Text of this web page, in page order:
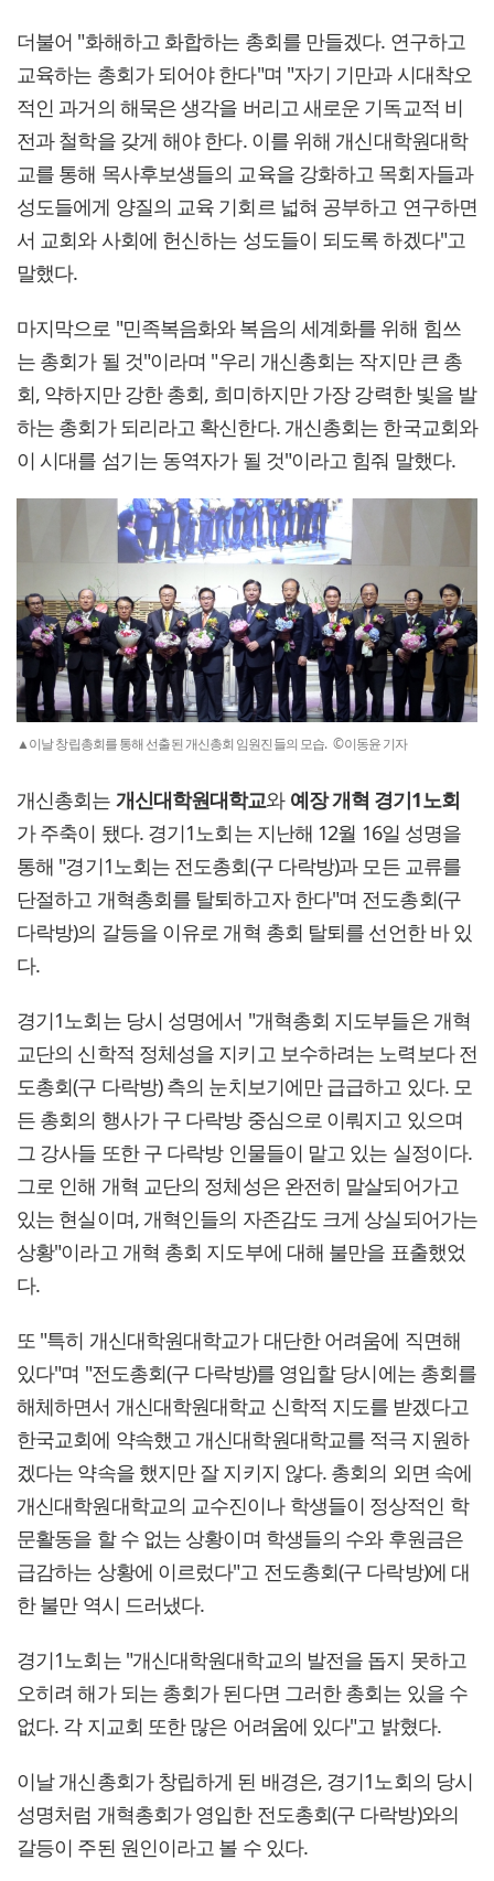
더불어 "화해하고 화합하는 총회를 만들겠다. 연구하고
교육하는 총회가 되어야 한다"며 "자기 기만과 시대착오
적인 과거의 해묵은 생각을 버리고 새로운 기독교적 비
전과 철학을 갖게 해야 한다. 이를 위해 개신대학원대학
교를 통해 목사후보생들의 교육을 강화하고 목회자들과
성도들에게 양질의 교육 기회르 넓혀 공부하고 연구하면
서 교회와 사회에 헌신하는 성도들이 되도록 하겠다"고
말했다.
마지막으로 "민족복음화와 복음의 세계화를 위해 힘쓰
는 총회가 될 것"이라며 "우리 개신총회는 작지만 큰 총
회, 약하지만 강한 총회, 희미하지만 가장 강력한 빛을 발
하는 총회가 되리라고 확신한다. 개신총회는 한국교회와
이 시대를 섬기는 동역자가 될 것"이라고 힘줘 말했다.
▲이날 창립총회를 통해 선출된 개신총회 임원진들의 모습. ©이동윤 기자
개신총회는 개신대학원대학교와 예장 개혁 경기1노회
가 주축이 됐다. 경기1노회는 지난해 12월 16일 성명을
통해 "경기1노회는 전도총회(구 다락방)과 모든 교류를
단절하고 개혁총회를 탈퇴하고자 한다"며 전도총회(구
다락방)의 갈등을 이유로 개혁 총회 탈퇴를 선언한 바 있
다.
경기1노회는 당시 성명에서 "개혁총회 지도부들은 개혁
교단의 신학적 정체성을 지키고 보수하려는 노력보다 전
도총회(구 다락방) 측의 눈치보기에만 급급하고 있다. 모
든 총회의 행사가 구 다락방 중심으로 이뤄지고 있으며
그 강사들 또한 구 다락방 인물들이 맡고 있는 실정이다.
그로 인해 개혁 교단의 정체성은 완전히 말살되어가고
있는 현실이며, 개혁인들의 자존감도 크게 상실되어가는
상황"이라고 개혁 총회 지도부에 대해 불만을 표출했었
다.
또 "특히 개신대학원대학교가 대단한 어려움에 직면해
있다"며 "전도총회(구 다락방)를 영입할 당시에는 총회를
해체하면서 개신대학원대학교 신학적 지도를 받겠다고
한국교회에 약속했고 개신대학원대학교를 적극 지원하
겠다는 약속을 했지만 잘 지키지 않다. 총회의 외면 속에
개신대학원대학교의 교수진이나 학생들이 정상적인 학
문활동을 할 수 없는 상황이며 학생들의 수와 후원금은
급감하는 상황에 이르렀다"고 전도총회(구 다락방)에 대
한 불만 역시 드러냈다.
경기1노회는 "개신대학원대학교의 발전을 돕지 못하고
오히려 해가 되는 총회가 된다면 그러한 총회는 있을 수
없다. 각 지교회 또한 많은 어려움에 있다"고 밝혔다.
이날 개신총회가 창립하게 된 배경은, 경기1노회의 당시
성명처럼 개혁총회가 영입한 전도총회(구 다락방)와의
갈등이 주된 원인이라고 볼 수 있다.